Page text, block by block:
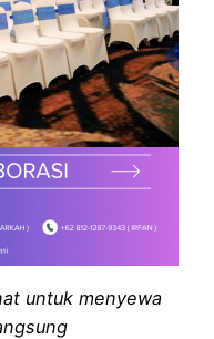
untuk menyewa